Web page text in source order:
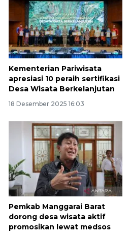
Kementerian Pariwisata
apresiasi 10 peraih sertifikasi
Desa Wisata Berkelanjutan
18 Desember 2025 16:03
Pemkab Manggarai Barat
dorong desa wisata aktif
promosikan lewat medsos